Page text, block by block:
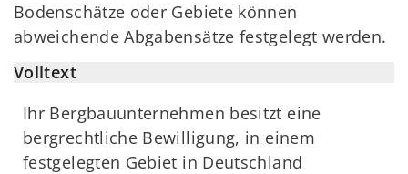
Bodenschätze oder Gebiete können
abweichende Abgabensätze festgelegt werden.
Volltext
Ihr Bergbauunternehmen besitzt eine
bergrechtliche Bewilligung, in einem
festgelegten Gebiet in Deutschland